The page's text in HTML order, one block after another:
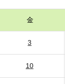
金
3
10